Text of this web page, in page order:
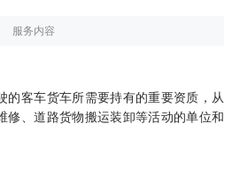
服务内容
客车货车所需要持有的重要资质，从
修、道路货物搬运装卸等活动的单位和